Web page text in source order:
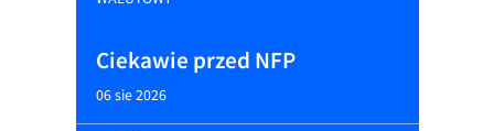
Ciekawie przed NFP
06 sie 2026